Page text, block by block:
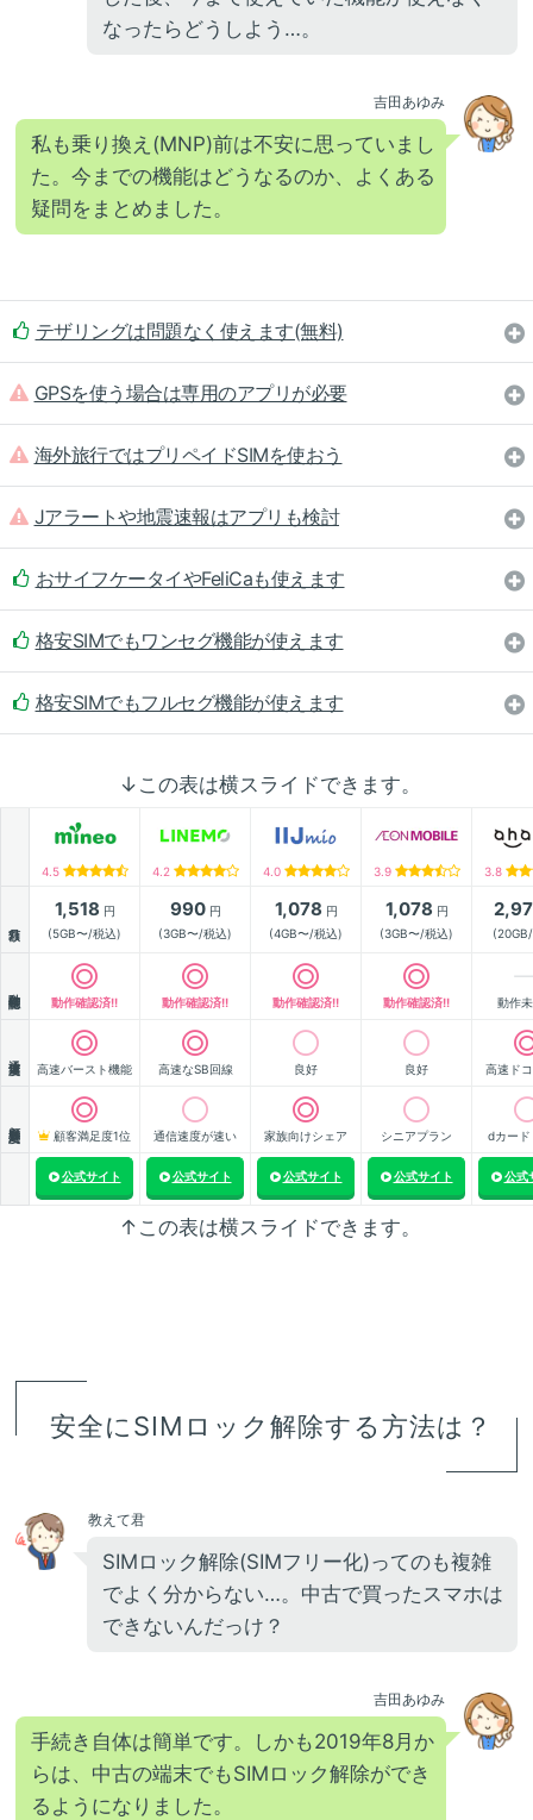
なったらどうしよう…。
吉田あゆみ
私も乗り換え(MNP)前は不安に思っていまし
た。今までの機能はどうなるのか、よくある
疑問をまとめました。
テザリングは問題なく使えます(無料)
GPSを使う場合は専用のアプリが必要
海外旅行ではプリペイドSIMを使おう
Jアラートや地震速報はアプリも検討
おサイフケータイやFeliCaも使えます
格安SIMでもワンセグ機能が使えます
格安SIMでもフルセグ機能が使えます
↓この表は横スライドできます。
4.5 4.2 4.0 3.9 3.8
1,518 円
(5GB〜/税込)
990円
(3GB〜/税込)
1,078 円
(4GB〜/税込)
1,078 円
(3GB〜/税込)
動作確認済!! 動作確認済!! 動作確認済!! 動作確認済!! 動作
高速バースト機能 高速なSB回線 良好 良好 高速ド
顧客満足度1位 通信速度が速い 家族向けシェア シニアプラン dカード
公式サイト 公式サイト 公式サイト 公式サイト 公式
↑この表は横スライドできます。
安全にSIMロック解除する方法は？
教えて君
SIMロック解除(SIMフリー化)ってのも複雑
でよく分からない…。中古で買ったスマホは
できないんだっけ？
吉田あゆみ
手続き自体は簡単です。しかも2019年8月か
らは、中古の端末でもSIMロック解除ができ
るようになりました。